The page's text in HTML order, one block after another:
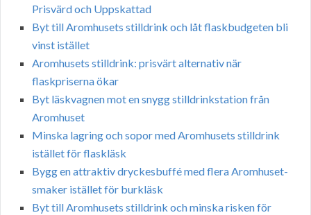
Prisvärd och Uppskattad
Byt till Aromhusets stilldrink och låt flaskbudgeten bli
vinst istället
Aromhusets stilldrink: prisvärt alternativ när
flaskpriserna ökar
Byt läskvagnen mot en snygg stilldrinkstation från
Aromhuset
Minska lagring och sopor med Aromhusets stilldrink
istället för flaskläsk
Bygg en attraktiv dryckesbuffé med flera Aromhuset-
smaker istället för burkläsk
Byt till Aromhusets stilldrink och minska risken för